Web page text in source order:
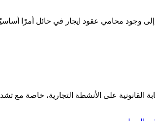
وجود محامي عقود ايجار في حائل أمرًا
القانونية على الأنشطة التجارية، خاصة مع